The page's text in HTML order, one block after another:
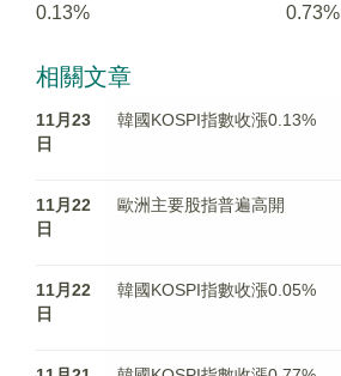
0.13%
0.73%
相關文章
11月23
日
韓國KOSPI指數收漲0.13%
11月22
日
歐洲主要股指普遍高開
11月22
日
韓國KOSPI指數收漲0.05%